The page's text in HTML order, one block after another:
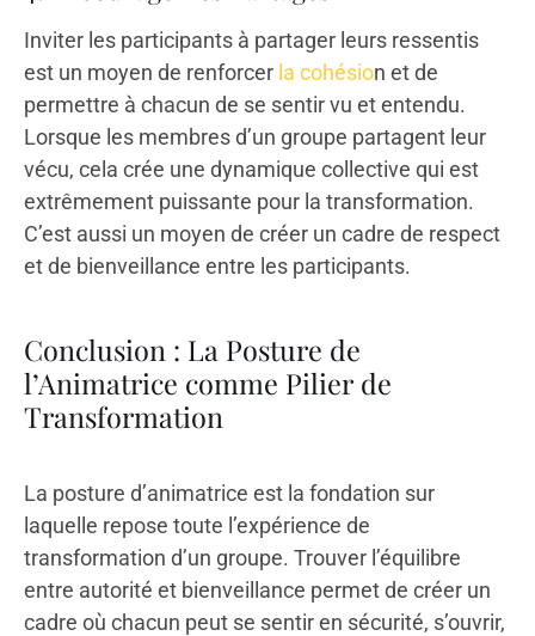
Inviter les participants à partager leurs ressentis
est un moyen de renforcer la cohésion et de
permettre à chacun de se sentir vu et entendu.
Lorsque les membres d’un groupe partagent leur
vécu, cela crée une dynamique collective qui est
extrêmement puissante pour la transformation.
C’est aussi un moyen de créer un cadre de respect
et de bienveillance entre les participants.
Conclusion : La Posture de
l’Animatrice comme Pilier de
Transformation
La posture d’animatrice est la fondation sur
laquelle repose toute l’expérience de
transformation d’un groupe. Trouver l’équilibre
entre autorité et bienveillance permet de créer un
cadre où chacun peut se sentir en sécurité, s’ouvrir,